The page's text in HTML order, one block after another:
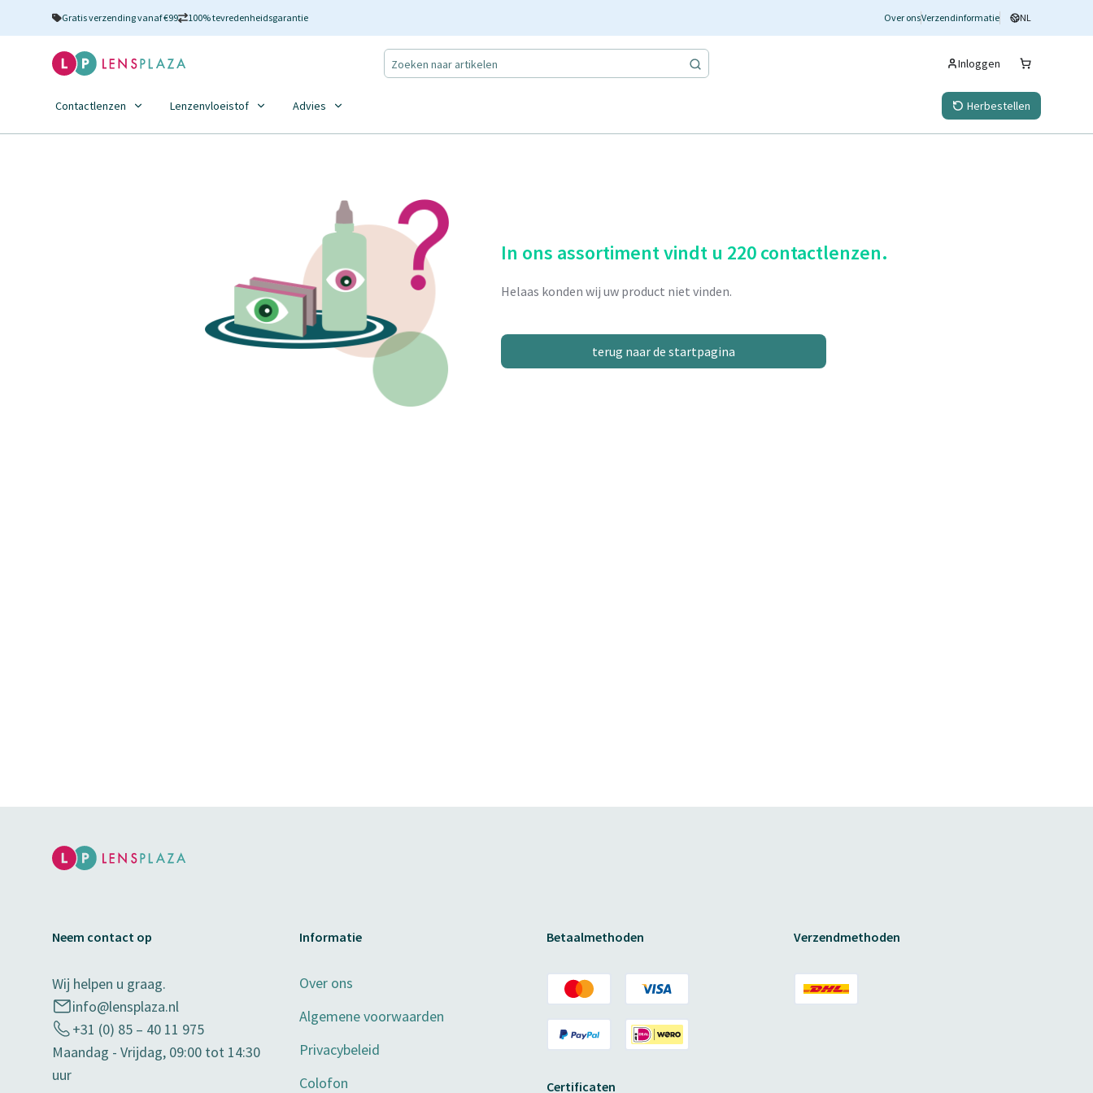
Gratis verzending vanaf €99 100% tevredenheidsgarantie Over onsVerzendinformatie NL
Inloggen
Contactlenzen Lenzenvloeistof Advies Herbestellen
In ons assortiment vindt u 220 contactlenzen.
Helaas konden wij uw product niet vinden.
terug naar de startpagina
Neem contact op
Wij helpen u graag.
info@lensplaza.nl
+31 (0) 85 – 40 11 975
Maandag - Vrijdag, 09:00 tot 14:30
uur
Informatie
Over ons
Algemene voorwaarden
Privacybeleid
Colofon
Betaalmethoden
Certificaten
Verzendmethoden